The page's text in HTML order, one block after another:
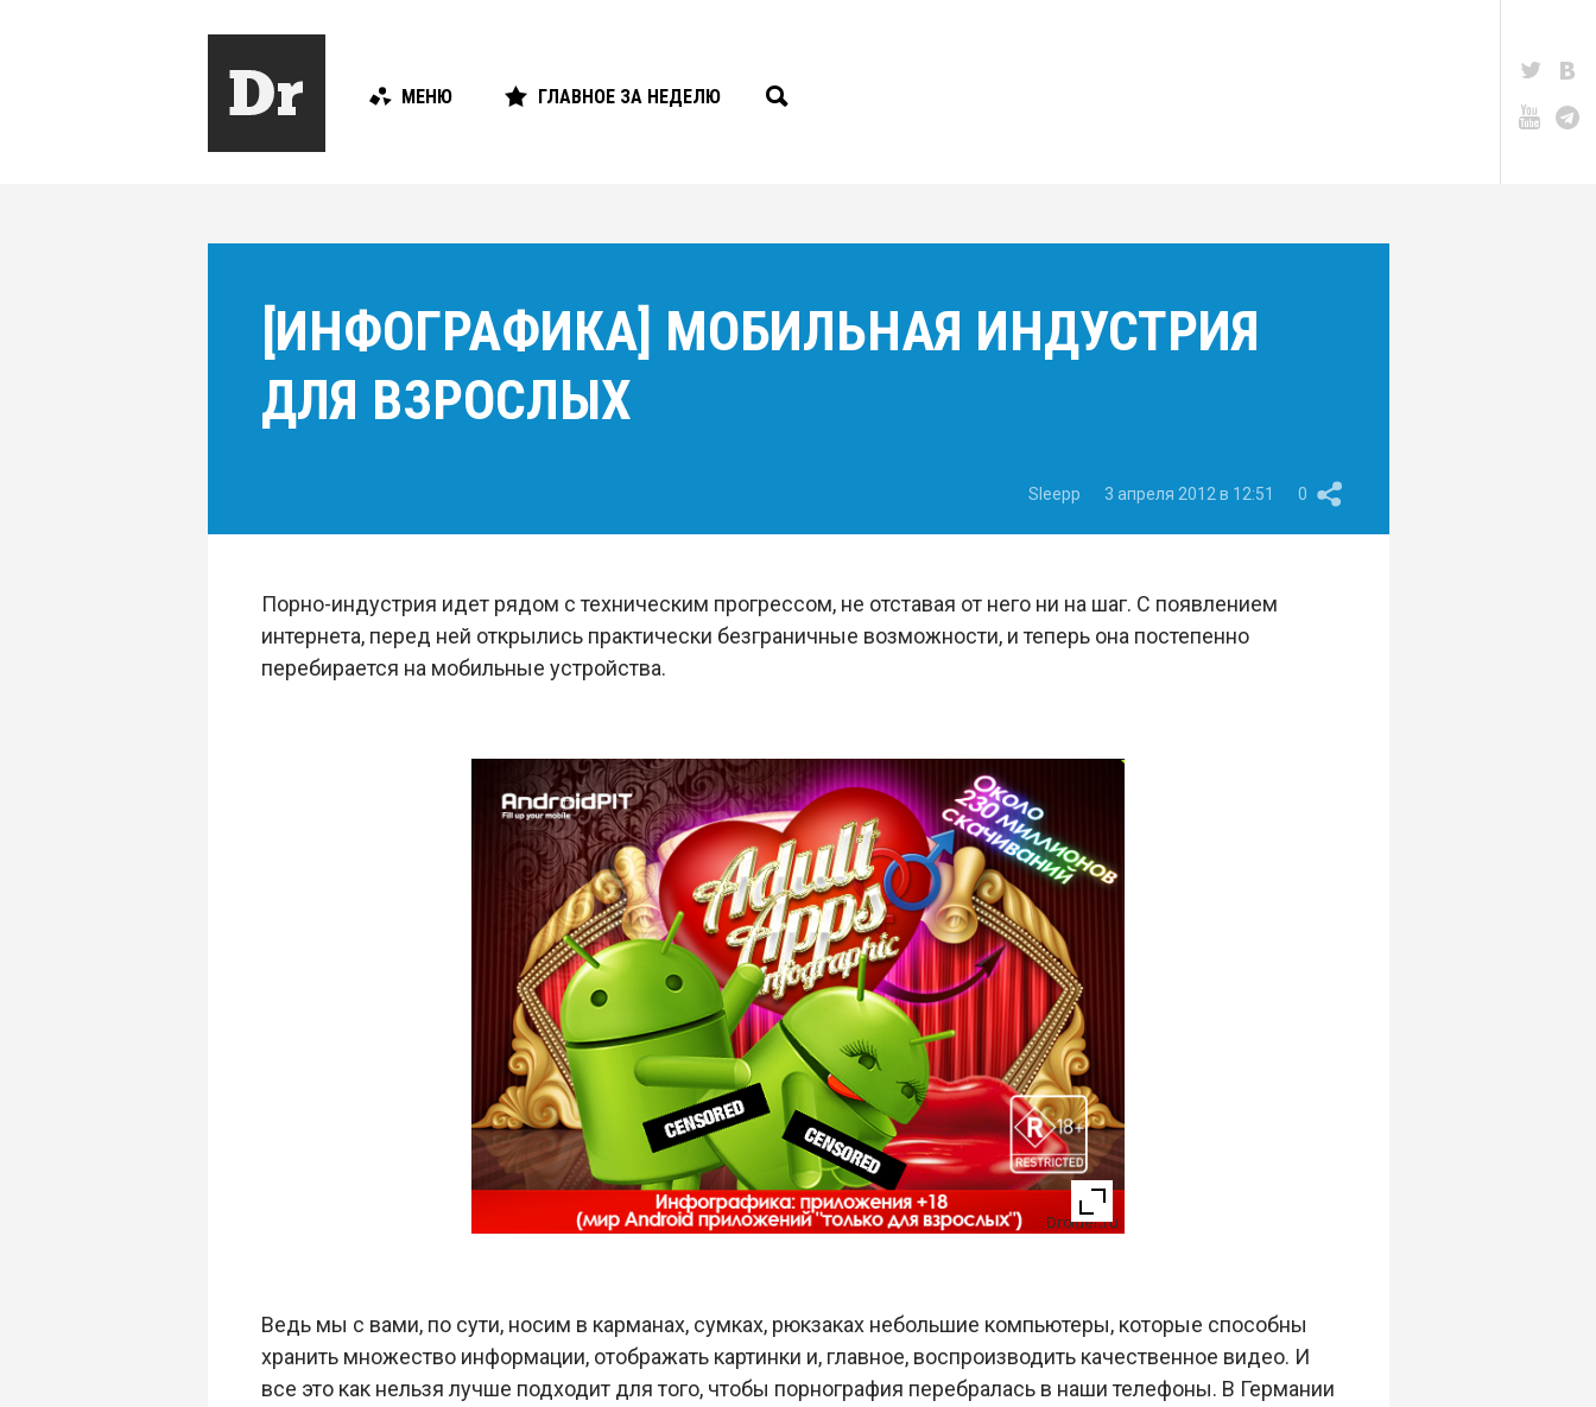
МЕНЮ ГЛАВНОЕ ЗА НЕДЕЛЮ
[ИНФОГРАФИКА] МОБИЛЬНАЯ ИНДУСТРИЯ
ДЛЯ ВЗРОСЛЫХ
Sleepp 3 апреля 2012 в 12:51 0
Порно-индустрия идет рядом с техническим прогрессом, не отставая от него ни на шаг. С появлением
интернета, перед ней открылись практически безграничные возможности, и теперь она постепенно
перебирается на мобильные устройства.
Ведь мы с вами, по сути, носим в карманах, сумках, рюкзаках небольшие компьютеры, которые способны
хранить множество информации, отображать картинки и, главное, воспроизводить качественное видео. И
все это как нельзя лучше подходит для того, чтобы порнография перебралась в наши телефоны. В Германии